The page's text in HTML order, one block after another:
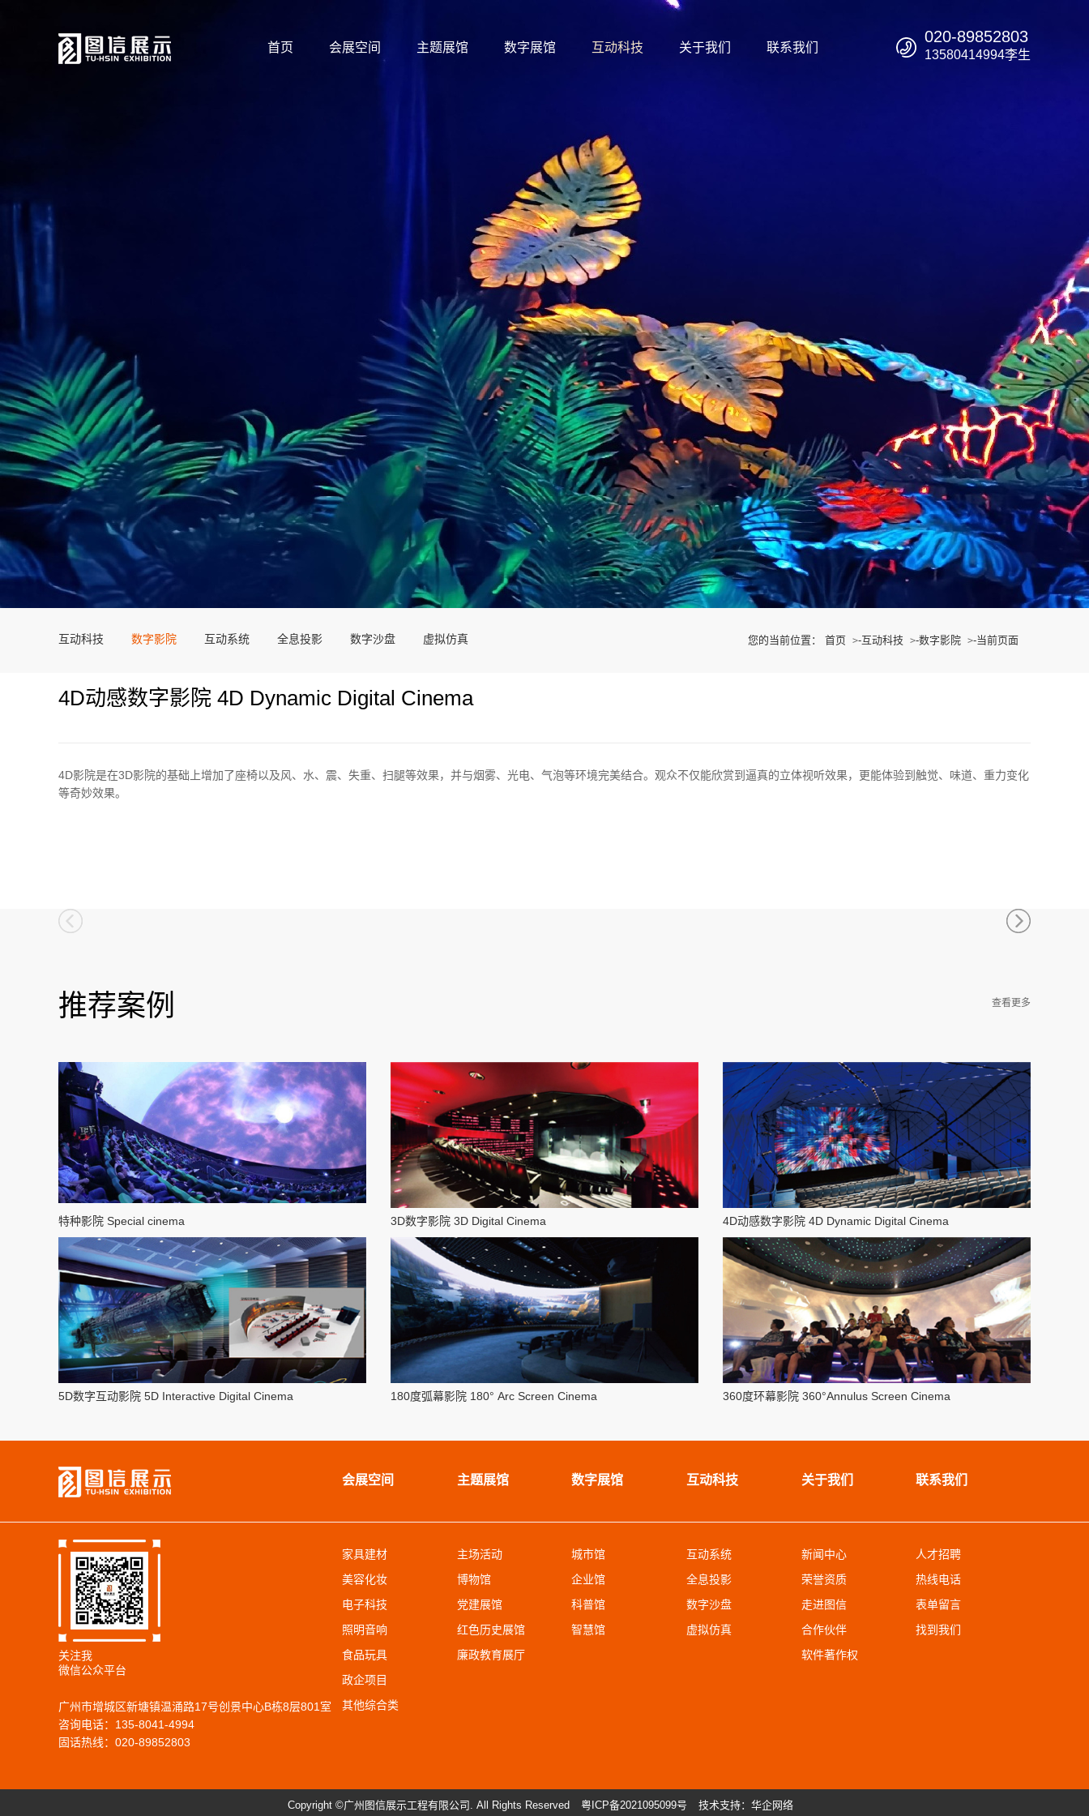
首页 会展空间 主题展馆 数字展馆 互动科技 关于我们 联系我们
020-89852803
13580414994李生
互动科技 数字影院 互动系统 全息投影 数字沙盘 虚拟仿真 您的当前位置： 首页 -互动科技 -数字影院 -当前页面
4D动感数字影院 4D Dynamic Digital Cinema
4D影院是在3D影院的基础上增加了座椅以及风、水、震、失重、扫腿等效果，并与烟雾、光电、气泡等环境完美结合。观众不仅能欣赏到逼真的立体视听效果，更能体验到触觉、味道、重力变化
等奇妙效果。
推荐案例 查看更多
特种影院 Special cinema 3D数字影院 3D Digital Cinema 4D动感数字影院 4D Dynamic Digital Cinema
5D数字互动影院 5D Interactive Digital Cinema 180度弧幕影院 180° Arc Screen Cinema 360度环幕影院 360°Annulus Screen Cinema
关注我
微信公众平台
广州市增城区新塘镇温涌路17号创景中心B栋8层801室
咨询电话：135-8041-4994
固话热线：020-89852803
会展空间
家具建材
美容化妆
电子科技
照明音响
食品玩具
政企项目
其他综合类
主题展馆
主场活动
博物馆
党建展馆
红色历史展馆
廉政教育展厅
数字展馆
城市馆
企业馆
科普馆
智慧馆
互动科技
互动系统
全息投影
数字沙盘
虚拟仿真
关于我们
新闻中心
荣誉资质
走进图信
合作伙伴
软件著作权
联系我们
人才招聘
热线电话
表单留言
找到我们
Copyright ©广州图信展示工程有限公司. All Rights Reserved 粤ICP备2021095099号 技术支持：华企网络